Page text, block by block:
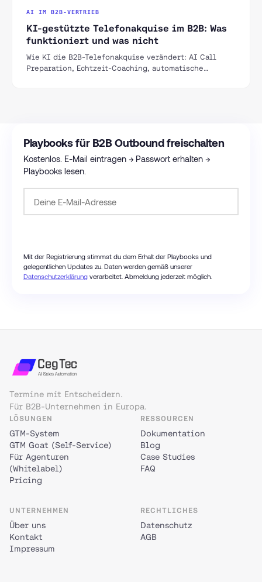
AI IM B2B-VERTRIEB
KI-gestützte Telefonakquise im B2B: Was
funktioniert und was nicht
Wie KI die B2B-Telefonakquise verändert: AI Call
Preparation, Echtzeit-Coaching, automatische
Playbooks für B2B Outbound freischalten
Kostenlos. E-Mail eintragen → Passwort erhalten →
Playbooks lesen.
Mit der Registrierung stimmst du dem Erhalt der Playbooks und
gelegentlichen Updates zu. Daten werden gemäß unserer
Datenschutzerklärung verarbeitet. Abmeldung jederzeit möglich.
Termine mit Entscheidern.
Für B2B-Unternehmen in Europa.
LÖSUNGEN
GTM-System
GTM Goat (Self-Service)
Für Agenturen
(Whitelabel)
Pricing
RESSOURCEN
Dokumentation
Blog
Case Studies
FAQ
UNTERNEHMEN
Über uns
Kontakt
Impressum
RECHTLICHES
Datenschutz
AGB